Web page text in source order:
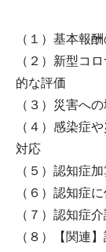
（１）基本報
（２）新型コ
的な評価
（３）災害へ
（４）感染症
対応
（５）認知症
（６）認知症
（７）認知症
（８）【関連